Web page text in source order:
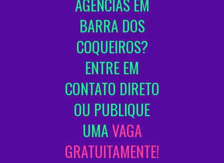
AGÊNCIAS EM
BARRA DOS
COQUEIROS?
ENTRE EM
CONTATO DIRETO
OU PUBLIQUE
UMAVAGA
GRATUITAMENTE!